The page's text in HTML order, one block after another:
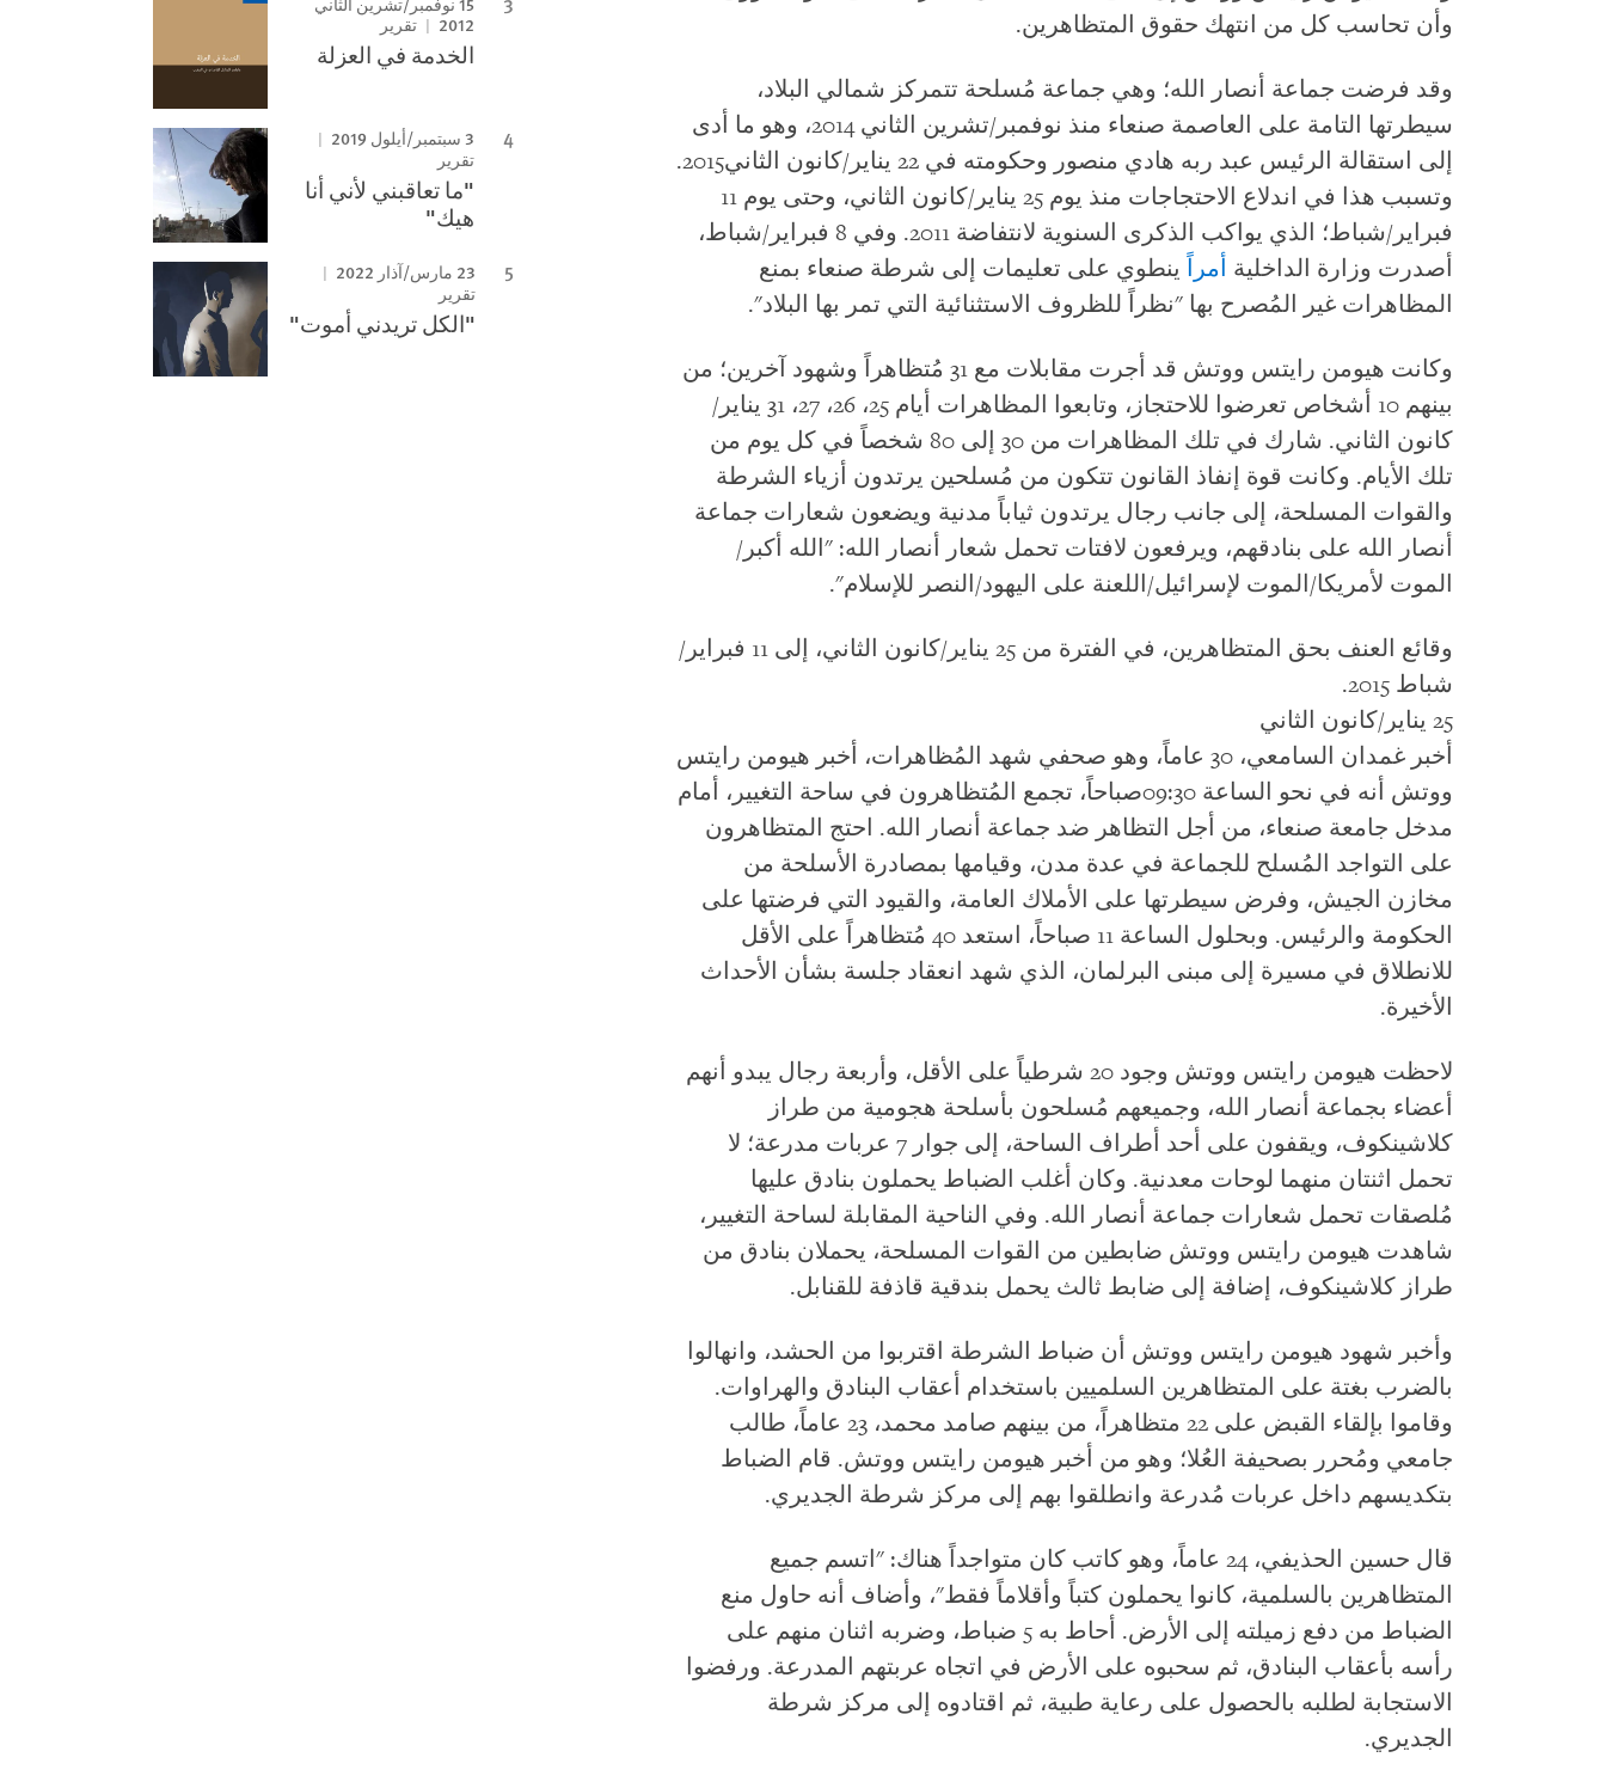
وأن تحاسب كل من انتهك حقوق المتظاهرين.
وقد فرضت جماعة أنصار الله؛ وهي جماعة مُسلحة تتمركز شمالي البلاد،
سيطرتها التامة على العاصمة صنعاء منذ نوفمبر/تشرين الثاني 2014، وهو ما أدى
إلى استقالة الرئيس عبد ربه هادي منصور وحكومته في 22 يناير/كانون الثاني2015.
وتسبب هذا في اندلاع الاحتجاجات منذ يوم 25 يناير/كانون الثاني، وحتى يوم 11
فبراير/شباط؛ الذي يواكب الذكرى السنوية لانتفاضة 2011. وفي 8 فبراير/شباط،
أصدرت وزارة الداخلية أمراً ينطوي على تعليمات إلى شرطة صنعاء بمنع
المظاهرات غير المُصرح بها "نظراً للظروف الاستثنائية التي تمر بها البلاد".
وكانت هيومن رايتس ووتش قد أجرت مقابلات مع 31 مُتظاهراً وشهود آخرين؛ من
بينهم 10 أشخاص تعرضوا للاحتجاز، وتابعوا المظاهرات أيام 25، 26، 27، 31 يناير/
كانون الثاني. شارك في تلك المظاهرات من 30 إلى 80 شخصاً في كل يوم من
تلك الأيام. وكانت قوة إنفاذ القانون تتكون من مُسلحين يرتدون أزياء الشرطة
والقوات المسلحة، إلى جانب رجال يرتدون ثياباً مدنية ويضعون شعارات جماعة
أنصار الله على بنادقهم، ويرفعون لافتات تحمل شعار أنصار الله: "الله أكبر/
الموت لأمريكا/الموت لإسرائيل/اللعنة على اليهود/النصر للإسلام".
وقائع العنف بحق المتظاهرين، في الفترة من 25 يناير/كانون الثاني، إلى 11 فبراير/
شباط 2015.
25 يناير/كانون الثاني
أخبر غمدان السامعي، 30 عاماً، وهو صحفي شهد المُظاهرات، أخبر هيومن رايتس
ووتش أنه في نحو الساعة 09:30صباحاً، تجمع المُتظاهرون في ساحة التغيير، أمام
مدخل جامعة صنعاء، من أجل التظاهر ضد جماعة أنصار الله. احتج المتظاهرون
على التواجد المُسلح للجماعة في عدة مدن، وقيامها بمصادرة الأسلحة من
مخازن الجيش، وفرض سيطرتها على الأملاك العامة، والقيود التي فرضتها على
الحكومة والرئيس. وبحلول الساعة 11 صباحاً، استعد 40 مُتظاهراً على الأقل
للانطلاق في مسيرة إلى مبنى البرلمان، الذي شهد انعقاد جلسة بشأن الأحداث
الأخيرة.
لاحظت هيومن رايتس ووتش وجود 20 شرطياً على الأقل، وأربعة رجال يبدو أنهم
أعضاء بجماعة أنصار الله، وجميعهم مُسلحون بأسلحة هجومية من طراز
كلاشينكوف، ويقفون على أحد أطراف الساحة، إلى جوار 7 عربات مدرعة؛ لا
تحمل اثنتان منهما لوحات معدنية. وكان أغلب الضباط يحملون بنادق عليها
مُلصقات تحمل شعارات جماعة أنصار الله. وفي الناحية المقابلة لساحة التغيير،
شاهدت هيومن رايتس ووتش ضابطين من القوات المسلحة، يحملان بنادق من
طراز كلاشينكوف، إضافة إلى ضابط ثالث يحمل بندقية قاذفة للقنابل.
وأخبر شهود هيومن رايتس ووتش أن ضباط الشرطة اقتربوا من الحشد، وانهالوا
بالضرب بغتة على المتظاهرين السلميين باستخدام أعقاب البنادق والهراوات.
وقاموا بإلقاء القبض على 22 متظاهراً، من بينهم صامد محمد، 23 عاماً، طالب
جامعي ومُحرر بصحيفة العُلا؛ وهو من أخبر هيومن رايتس ووتش. قام الضباط
بتكديسهم داخل عربات مُدرعة وانطلقوا بهم إلى مركز شرطة الجديري.
قال حسين الحذيفي، 24 عاماً، وهو كاتب كان متواجداً هناك: "اتسم جميع
المتظاهرين بالسلمية، كانوا يحملون كتباً وأقلاماً فقط"، وأضاف أنه حاول منع
الضباط من دفع زميلته إلى الأرض. أحاط به 5 ضباط، وضربه اثنان منهم على
رأسه بأعقاب البنادق، ثم سحبوه على الأرض في اتجاه عربتهم المدرعة. ورفضوا
الاستجابة لطلبه بالحصول على رعاية طبية، ثم اقتادوه إلى مركز شرطة
الجديري.
2012
تقرير
الخدمة في العزلة
3 سبتمبر/أيلول 2019
تقرير
"ما تعاقبني لأني أنا
هيك"
23 مارس/آذار 2022
تقرير
"الكل تريدني أموت"